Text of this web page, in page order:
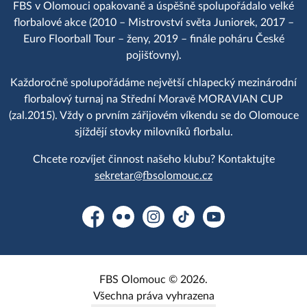
FBS v Olomouci opakovaně a úspěšně spolupořádalo velké
florbalové akce (2010 – Mistrovství světa Juniorek, 2017 –
Euro Floorball Tour – ženy, 2019 – finále poháru České
pojišťovny).
Každoročně spolupořádáme největší chlapecký mezinárodní
florbalový turnaj na Střední Moravě MORAVIAN CUP
(zal.2015). Vždy o prvním zářijovém víkendu se do Olomouce
sjíždějí stovky milovníků florbalu.
Chcete rozvíjet činnost našeho klubu? Kontaktujte
sekretar@fbsolomouc.cz
FacebookFlickr Instagram
TikTok YouTube
FBS Olomouc © 2026.
Všechna práva vyhrazena